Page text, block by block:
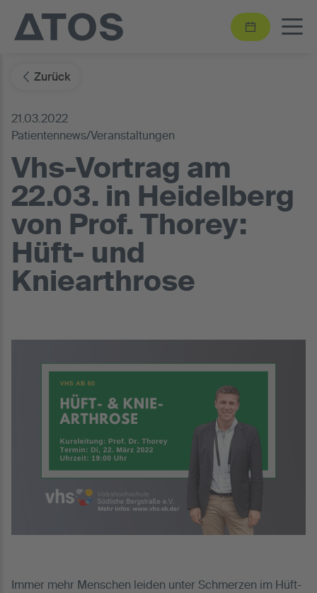
Zurück
21.03.2022
Patientennews/Veranstaltungen
Vhs-Vortrag am
22.03. in Heidelberg
von Prof. Thorey:
Hüft- und
Kniearthrose
Immer mehr Menschen leiden unter Schmerzen im Hüft-